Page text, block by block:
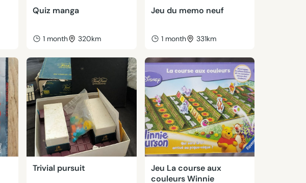
Quiz manga
1 month 320km
Jeu du memo neuf
1 month 331km
Trivial pursuit
Jeu La course aux
couleurs Winnie